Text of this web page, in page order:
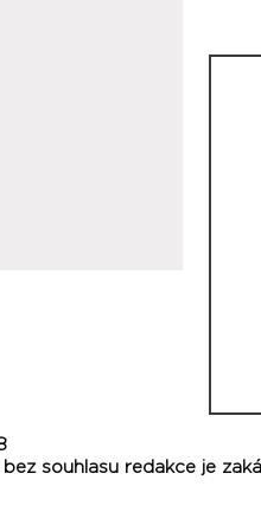
souhlasu redakce je